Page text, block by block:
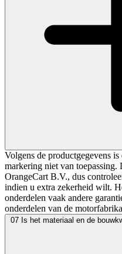
Volgens de productgegevens
markering niet van
OrangeCart B.V., dus
indien u extra zekerheid wilt.
onderdelen vaak andere
onderdelen van de
07 Is het materiaal en de